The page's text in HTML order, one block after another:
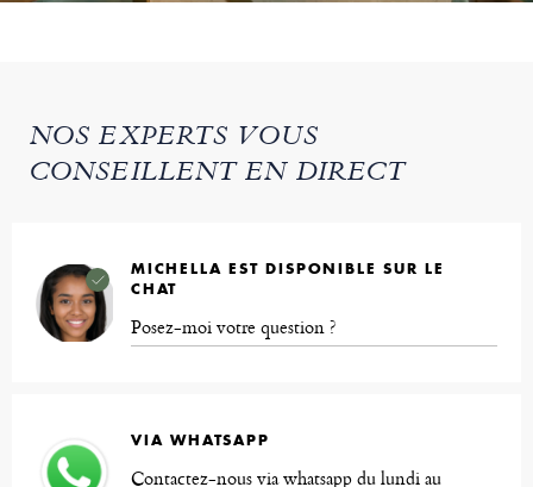
NOS EXPERTS VOUS
CONSEILLENT EN DIRECT
MICHELLA EST DISPONIBLE SUR LE
CHAT
Posez-moi votre question ?
VIA WHATSAPP
Contactez-nous via whatsapp du lundi au